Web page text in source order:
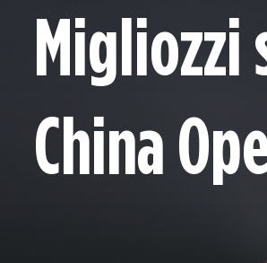
Migliozzi
China